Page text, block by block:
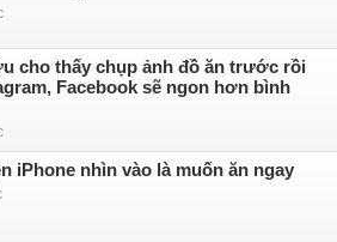
cho thấy chụp ảnh đồ ăn trước rồi
Facebook sẽ ngon hơn bình
iPhone nhìn vào là muốn ăn ngay